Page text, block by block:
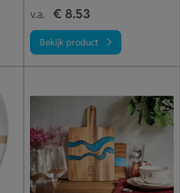
v.a. € 8.53
Bekijk product